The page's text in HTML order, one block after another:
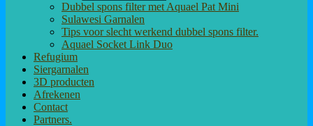
Dubbel spons filter met Aquael Pat Mini
Sulawesi Garnalen
Tips voor slecht werkend dubbel spons filter.
Aquael Socket Link Duo
Refugium
Siergarnalen
3D producten
Afrekenen
Contact
Partners.